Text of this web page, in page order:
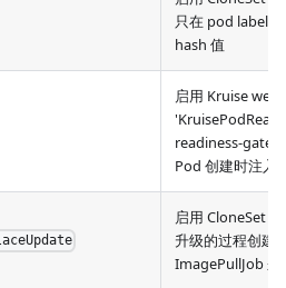
只在 pod label
hash 值
启用 Kruise
readiness-gate
Pod 创建时注入
启用 CloneSet
升级的过程创建
ImagePullJob 来